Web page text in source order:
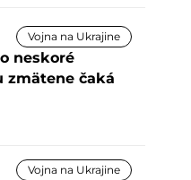
Vojna na Ukrajine
neskoré
zmätene čaká
Vojna na Ukrajine